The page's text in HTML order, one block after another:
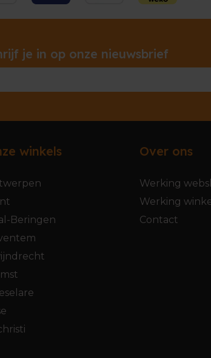
je in op onze nieuwsbrief
winkels
Beringen
Over ons
Werking
Werking
Contact